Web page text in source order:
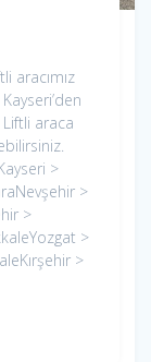
aracımız
araca
>
>
>
>
>